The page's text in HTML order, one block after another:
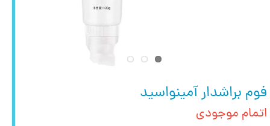
فوم براشدار آمینواسید
اتمام موجودی